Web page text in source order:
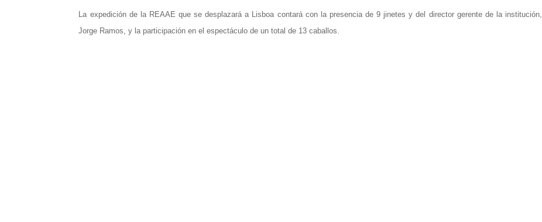
La expedición de la REAAE que se desplazará a Lisboa contará con la presencia de 9 jinetes y del director gerente de la institución,
Jorge Ramos, y la participación en el espectáculo de un total de 13 caballos.